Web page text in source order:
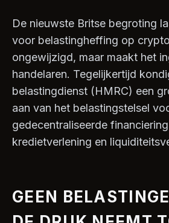
De nieuwste Britse begroting
voor belastingheffing op
ongewijzigd, maar maakt het
handelaren. Tegelijkertijd
belastingdienst (HMRC) een
aan van het belastingstelsel
gedecentraliseerde
kredietverlening en
GEEN